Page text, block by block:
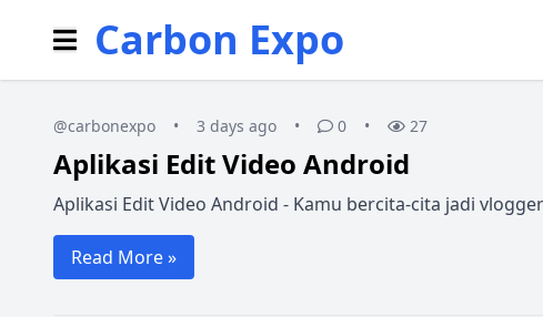
Carbon Expo
@carbonexpo • 3 days ago • 0 • 27
Aplikasi Edit Video Android
Aplikasi Edit Video Android - Kamu bercita-cita jadi
Read More »